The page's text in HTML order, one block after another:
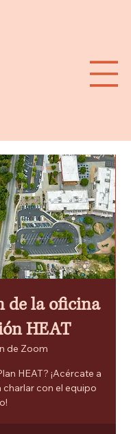
de la oficina
HEAT
de Zoom
HEAT? ¡Acércate a
con el equipo